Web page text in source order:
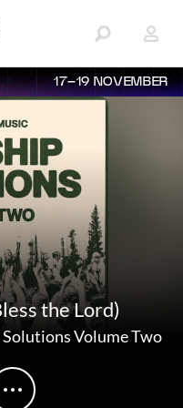
17–19 NOVEMBER
the Lord)
Volume Two